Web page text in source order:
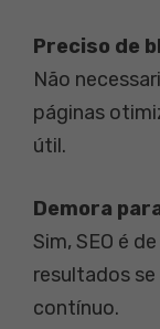
Preciso de
Não
páginas
útil.
Demora
Sim, SEO é
resultados
contínuo.